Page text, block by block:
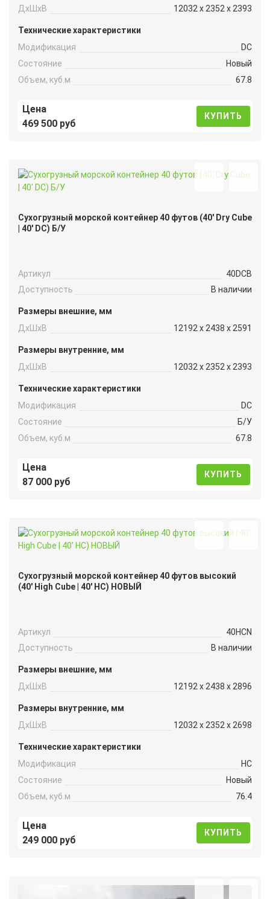
ДxШxВ
12032 x 2352 x 2393
Технические характеристики
Модификация
DC
Состояние
Новый
Объем, куб.м
67.8
Цена
469 500 руб
КУПИТЬ
Сухогрузный морской контейнер 40 футов (40′ Dry Cube
| 40′ DC) Б/У
Артикул
40DCB
Доступность
В наличии
Размеры внешние, мм
ДxШxВ
12192 x 2438 x 2591
Размеры внутренние, мм
ДxШxВ
12032 x 2352 x 2393
Технические характеристики
Модификация
DC
Состояние
Б/У
Объем, куб.м
67.8
Цена
87 000 руб
КУПИТЬ
Сухогрузный морской контейнер 40 футов высокий
(40′ High Cube | 40′ HC) НОВЫЙ
Артикул
40HCN
Доступность
В наличии
Размеры внешние, мм
ДxШxВ
12192 x 2438 x 2896
Размеры внутренние, мм
ДxШxВ
12032 x 2352 x 2698
Технические характеристики
Модификация
HC
Состояние
Новый
Объем, куб.м
76.4
Цена
249 000 руб
КУПИТЬ